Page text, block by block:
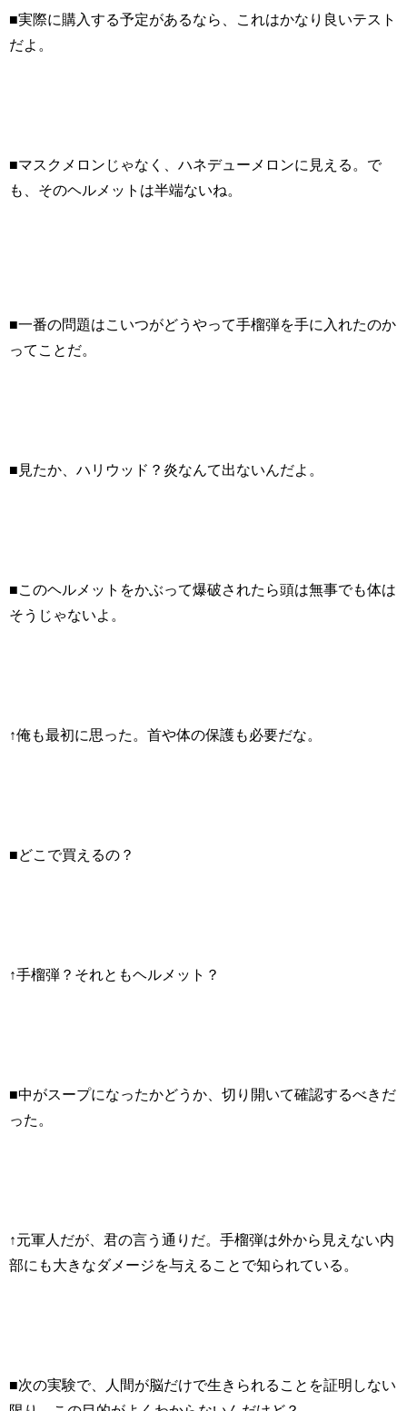
■実際に購入する予定があるなら、これはかなり良いテスト
だよ。
■マスクメロンじゃなく、ハネデューメロンに見える。で
も、そのヘルメットは半端ないね。
■一番の問題はこいつがどうやって手榴弾を手に入れたのか
ってことだ。
■見たか、ハリウッド？炎なんて出ないんだよ。
■このヘルメットをかぶって爆破されたら頭は無事でも体は
そうじゃないよ。
↑俺も最初に思った。首や体の保護も必要だな。
■どこで買えるの？
↑手榴弾？それともヘルメット？
■中がスープになったかどうか、切り開いて確認するべきだ
った。
↑元軍人だが、君の言う通りだ。手榴弾は外から見えない内
部にも大きなダメージを与えることで知られている。
■次の実験で、人間が脳だけで生きられることを証明しない